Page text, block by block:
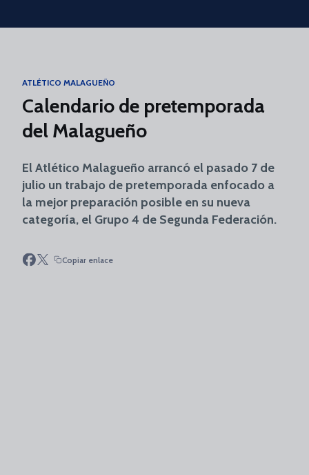
Skip to main content
ATLÉTICO MALAGUEÑO
Calendario de pretemporada
del Malagueño
El Atlético Malagueño arrancó el pasado 7 de
julio un trabajo de pretemporada enfocado a
la mejor preparación posible en su nueva
categoría, el Grupo 4 de Segunda Federación.
Copiar enlace